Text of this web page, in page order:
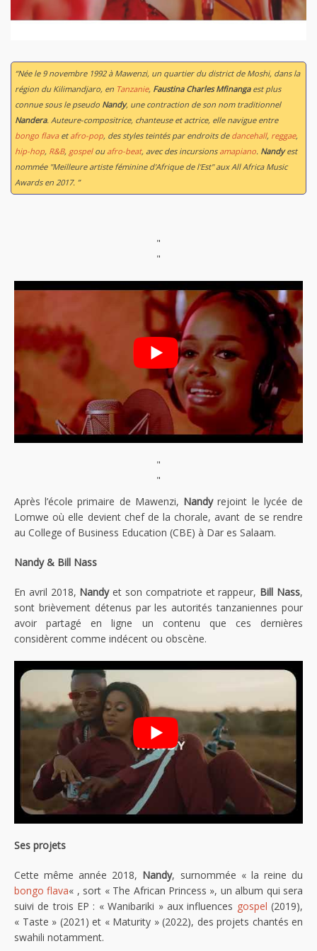
“Née le 9 novembre 1992 à Mawenzi, un quartier du district de Moshi, dans la
région du Kilimandjaro, en Tanzanie, Faustina Charles Mfinangaest plus
connue sous le pseudo Nandy, une contraction de son nom traditionnel
Nandera. Auteure-compositrice, chanteuse et actrice, elle navigue entre
bongo flavaet afro-pop, des styles teintés par endroits de dancehall, reggae,
hip-hop, R&B, gospelou afro-beat, avec des incursions amapiano. Nandyest
nommée "Meilleure artiste féminine d'Afrique de l'Est" aux All Africa Music
Awards en 2017. ”
"
"
"
"
Après l’école primaire de Mawenzi, Nandyrejoint le lycée de
Lomwe où elle devient chef de la chorale, avant de se rendre
au College of Business Education (CBE) à Dar es Salaam.
Nandy & Bill Nass
En avril 2018, Nandyet son compatriote et rappeur, Bill Nass,
sont brièvement détenus par les autorités tanzaniennes pour
avoir partagé en ligne un contenu que ces dernières
considèrent comme indécent ou obscène.
Ses projets
Cette même année 2018, Nandy, surnommée « la reine du
bongo flava« , sort « The African Princess », un album qui sera
suivi de trois EP : « Wanibariki » aux influences gospel (2019),
« Taste » (2021) et « Maturity » (2022), des projets chantés en
swahili notamment.